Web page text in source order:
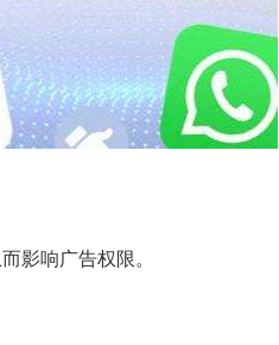
影响广告权限。